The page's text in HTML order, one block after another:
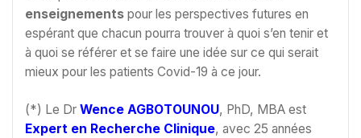
enseignements pour les perspectives futures en
espérant que chacun pourra trouver à quoi s’en tenir et
à quoi se référer et se faire une idée sur ce qui serait
mieux pour les patients Covid-19 à ce jour.
(*) Le Dr Wence AGBOTOUNOU, PhD, MBA est
Expert en Recherche Clinique, avec 25 années